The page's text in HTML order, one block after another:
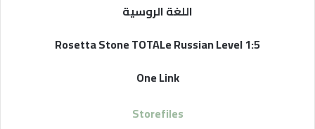
اللغة الروسية
Rosetta Stone TOTALe Russian Level 1:5
One Link
Storefiles